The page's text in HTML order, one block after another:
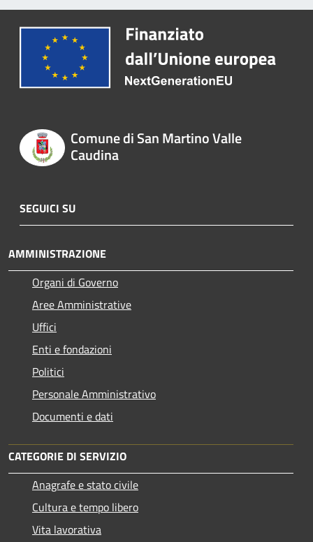
Comune di San Martino Valle
Caudina
SEGUICI SU
AMMINISTRAZIONE
Organi di Governo
Aree Amministrative
Uffici
Enti e fondazioni
Politici
Personale Amministrativo
Documenti e dati
CATEGORIE DI SERVIZIO
Anagrafe e stato civile
Cultura e tempo libero
Vita lavorativa